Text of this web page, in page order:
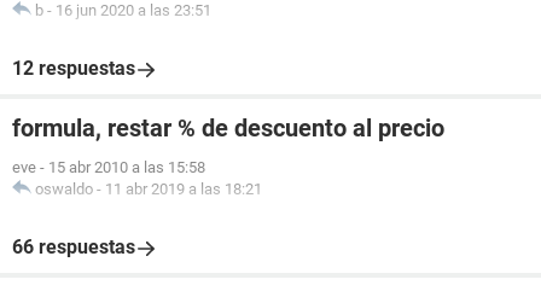
b - 16 jun 2020 a las 23:51
12 respuestas
formula, restar % de descuento al precio
eve - 15 abr 2010 a las 15:58
oswaldo - 11 abr 2019 a las 18:21
66 respuestas